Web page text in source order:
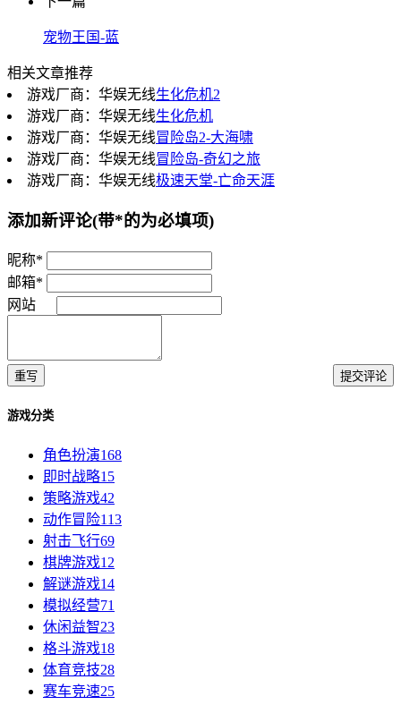
宠物王国-蓝
相关文章推荐
游戏厂商：华娱无线生化危机2
游戏厂商：华娱无线生化危机
游戏厂商：华娱无线冒险岛2-大海啸
游戏厂商：华娱无线冒险岛-奇幻之旅
游戏厂商：华娱无线极速天堂-亡命天涯
添加新评论(带*的为必填项)
昵称*
邮箱*
网站
重写 提交评论
游戏分类
角色扮演168
即时战略15
策略游戏42
动作冒险113
射击飞行69
棋牌游戏12
解谜游戏14
模拟经营71
休闲益智23
格斗游戏18
体育竞技28
赛车竞速25